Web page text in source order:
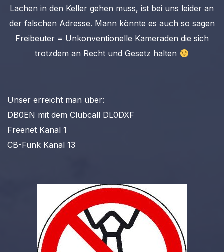
Lachen in den Keller gehen muss, ist bei uns leider an
der falschen Adresse. Mann könnte es auch so sagen
Freibeuter = Unkonventionelle Kameraden die sich
trotzdem an Recht und Gesetz halten
Unser erreicht man über:
DB0EN mit dem Clubcall DL0DXF
Freenet Kanal 1
CB-Funk Kanal 13